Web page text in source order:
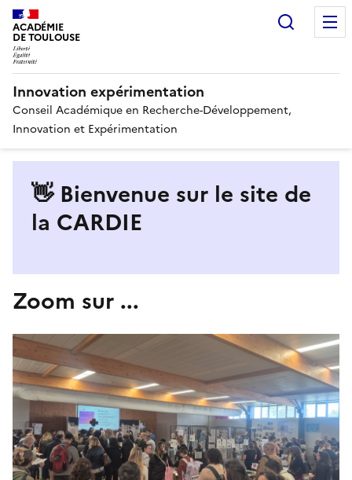
ACADÉMIE
DE TOULOUSE
Innovation expérimentation
Conseil Académique en Recherche-Développement,
Innovation et Expérimentation
👋 Bienvenue sur le site de
la CARDIE
Zoom sur ...